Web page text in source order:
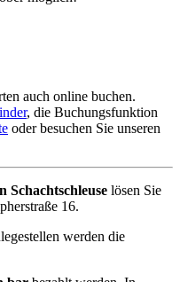
auch online buchen.
, die Buchungsfunktion
oder besuchen Sie unseren
Schachtschleuse lösen Sie
16.
werden die